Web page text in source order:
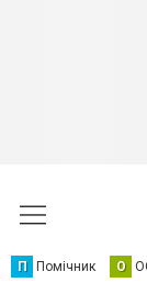
П Помічник О